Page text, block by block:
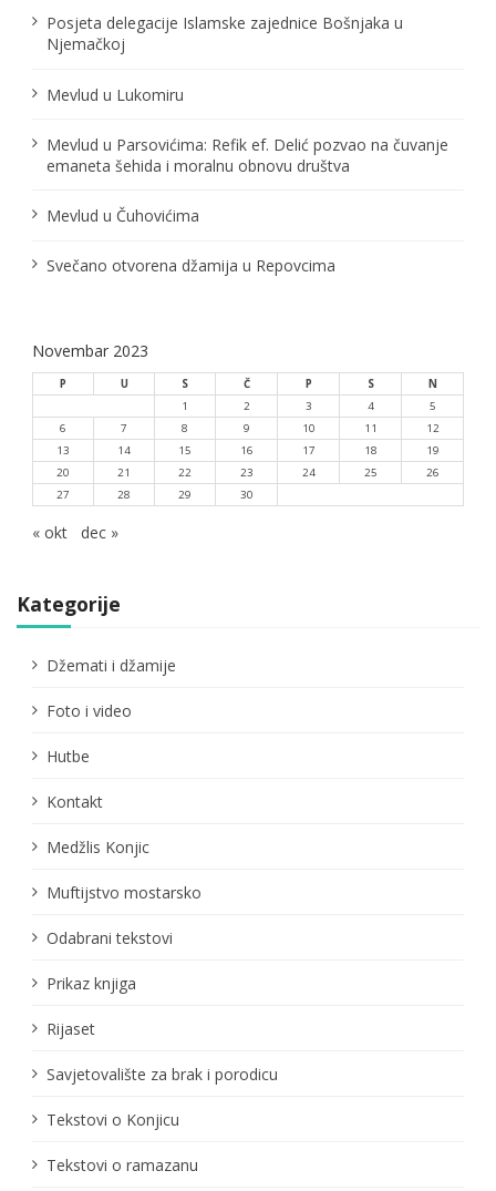
a
a
k
Posjeta delegacije Islamske zajednice Bošnjaka u
Njemačkoj
Mevlud u Lukomiru
Mevlud u Parsovićima: Refik ef. Delić pozvao na čuvanje
emaneta šehida i moralnu obnovu društva
Mevlud u Čuhovićima
Svečano otvorena džamija u Repovcima
Novembar 2023
P U S Č P S
N
1
2 3 4
5
6
7 8 9 10 11
12
13
14 15 16 17 18
19
20
21 22 23 24 25
26
27
28 29 30
« okt dec »
Kategorije
Džemati i džamije
Foto i video
Hutbe
Kontakt
Medžlis Konjic
Muftijstvo mostarsko
Odabrani tekstovi
Prikaz knjiga
Rijaset
Savjetovalište za brak i porodicu
Tekstovi o Konjicu
Tekstovi o ramazanu